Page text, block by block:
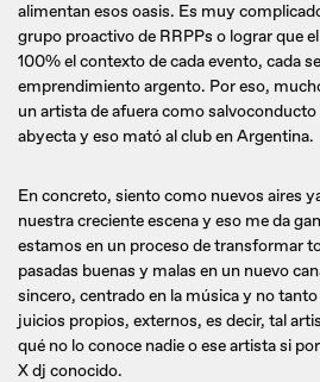
alimentan esos oasis. Es muy
grupo proactivo de RRPPs o lograr que
100% el contexto de cada evento, cada
emprendimiento argento. Por eso,
un artista de afuera como salvoconducto
abyecta y eso mató al club en Argentina.
En concreto, siento como nuevos aires
nuestra creciente escena y eso me da
estamos en un proceso de transformar
pasadas buenas y malas en un nuevo
sincero, centrado en la música y no tanto
juicios propios, externos, es decir, tal
qué no lo conoce nadie o ese artista si
X dj conocido.